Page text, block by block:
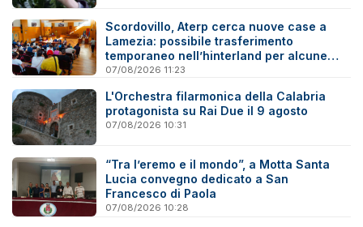
Scordovillo, Aterp cerca nuove case a
Lamezia: possibile trasferimento
temporaneo nell’hinterland per alcune
famiglie
07/08/2026 11:23
L'Orchestra filarmonica della Calabria
protagonista su Rai Due il 9 agosto
07/08/2026 10:31
“Tra l’eremo e il mondo”, a Motta Santa
Lucia convegno dedicato a San
Francesco di Paola
07/08/2026 10:28